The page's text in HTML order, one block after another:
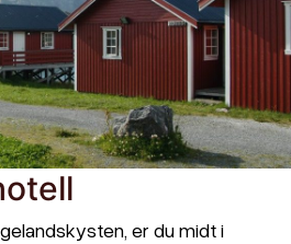
er du midt i